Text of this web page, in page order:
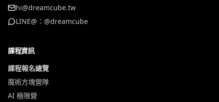
hi@dreamcube.tw
LINE@：@dreamcube
課程資訊
課程報名總覽
魔術方塊營隊
AI 極限營